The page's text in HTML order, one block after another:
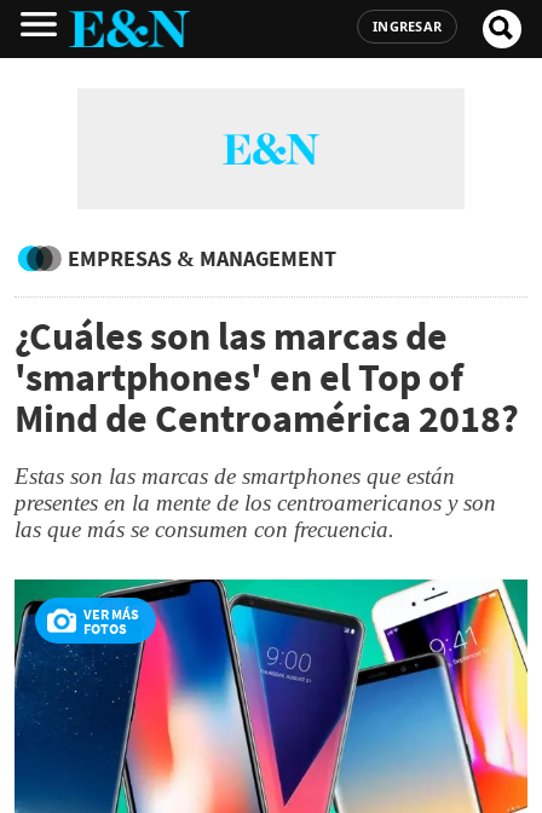
INGRESAR
EMPRESAS & MANAGEMENT
¿Cuáles son las marcas de
'smartphones' en el Top of
Mind de Centroamérica 2018?
Estas son las marcas de smartphones que están
presentes en la mente de los centroamericanos y son
las que más se consumen con frecuencia.
VER MÁS
FOTOS